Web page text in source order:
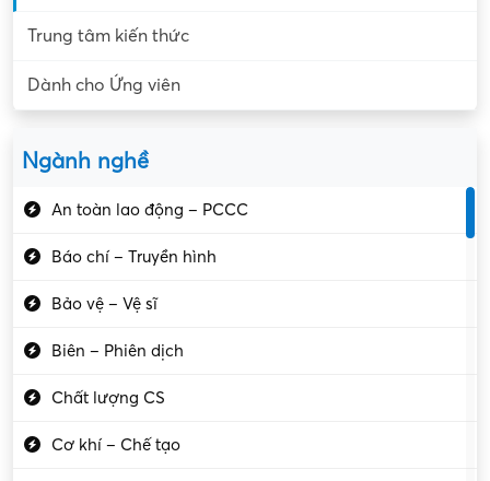
Trung tâm kiến thức
Dành cho Ứng viên
Ngành nghề
An toàn lao động – PCCC
Báo chí – Truyền hình
Bảo vệ – Vệ sĩ
Biên – Phiên dịch
Chất lượng CS
Cơ khí – Chế tạo